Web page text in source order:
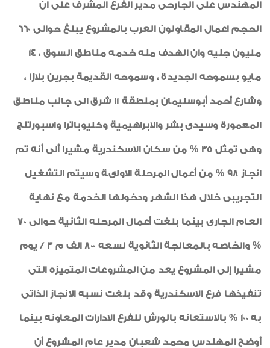
المهندس على الجارحى مدير الفرع المشرف على ان
الحجم اعمال المقاولون العرب بالمشروع يبلغ حوالى 660
مليون جنيه وان الهدف منه خدمه مناطق السوق ، 14
مايو بسموحه الجديدة ، وسموحه القديمة بجرين بلازا ،
وشارع أحمد أبوسليمان بمنطقة 11 شرق الى جانب مناطق
المعمورة وسيدى بشر والابراهيمية وكليوباترا واسبورتنج
وهى تمثل 35 % من سكان الاسكندرية مشيرا ألى أنه تم
انجاز 98 % من أعمال المرحلة الاولىة وسيتم التشغيل
التجريبى خلال هذا الشهر ودخولها الخدمة مع نهاية
العام الجارى بينما بلغت أعمال المرحله الثانية حوالى 70
% والخاصه بالمعالجة الثانوية لسعه 800 الف م 3 / يوم
مشيرا إلى المشروع يعد من المشروعات المتميزه التى
تنفيذها فرع الاسكندرية وقد بلغت نسبه الانجاز الذاتى
به 100 % بالاستعانه بالورش للفرع الادارات المعاونه بينما
أوضح المهندس محمد شعبان مدير عام المشروع أن